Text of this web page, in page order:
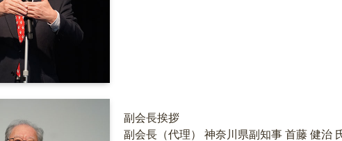
副会長挨拶
副会長（代理） 神奈川県副知事 首藤 健治